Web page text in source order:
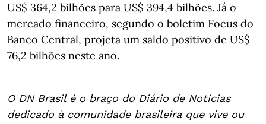
US$ 364,2 bilhões para US$ 394,4 bilhões. Já o
mercado financeiro, segundo o boletim Focus do
Banco Central, projeta um saldo positivo de US$
76,2 bilhões neste ano.
O DN Brasil é o braço do Diário de Notícias
dedicado à comunidade brasileira que vive ou